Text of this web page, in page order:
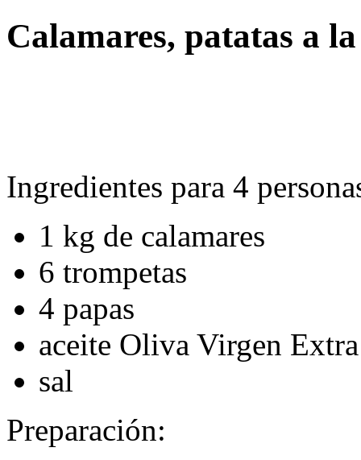
Calamares, patatas a
Ingredientes para 4
1 kg de calamares
6 trompetas
4 papas
aceite Oliva Virgen Extra
sal
Preparación: